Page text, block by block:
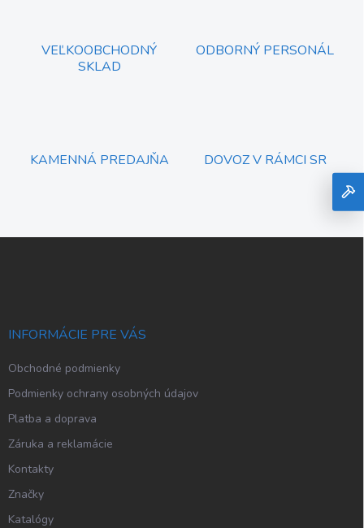
VEĽKOOBCHODNÝ
SKLAD
ODBORNÝ PERSONÁL
KAMENNÁ PREDAJŇA DOVOZ V RÁMCI SR
Z
INFORMÁCIE PRE VÁS
Obchodné podmienky
Podmienky ochrany osobných údajov
Platba a doprava
Záruka a reklamácie
Kontakty
Značky
Katalógy